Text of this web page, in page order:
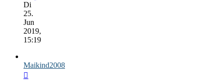
Di
25.
Jun
2019,
15:19
Maikind2008